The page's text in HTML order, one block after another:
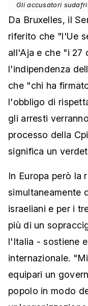
Gli accusatori
Da Bruxelles, il
riferito che "l'Ue
all'Aja e che "i 27
l'indipendenza
che "chi ha
l'obbligo di
gli arresti
processo della
significa un
In Europa però la
simultaneamente
israeliani e per i
più di un
l'Italia - sostiene
internazionale.
equipari un
popolo in modo